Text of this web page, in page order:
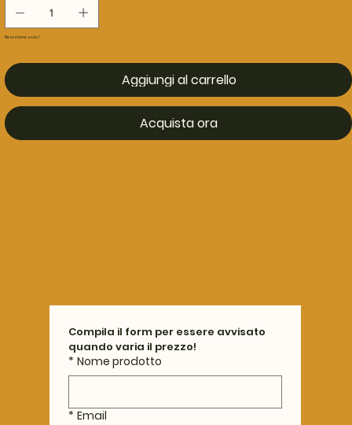
Ne restano solo: 1
Aggiungi al carrello
Acquista ora
Compila il form per essere avvisato
quando varia il prezzo!
* Nome prodotto
* Email